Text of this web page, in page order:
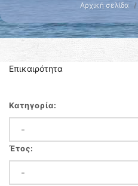
Αρχική σελίδα
Επικαιρότητα
Κατηγορία:
Έτος: